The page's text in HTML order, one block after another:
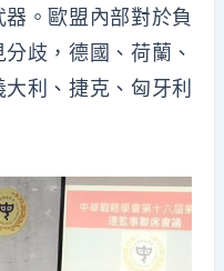
。歐盟內部對於負
歧，德國、荷蘭、
利、捷克、匈牙利